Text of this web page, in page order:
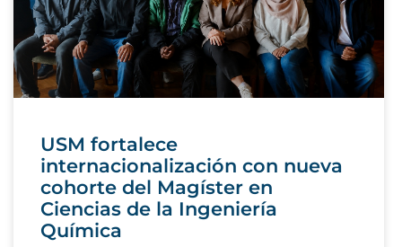
USM fortalece
internacionalización con nueva
cohorte del Magíster en
Ciencias de la Ingeniería
Química